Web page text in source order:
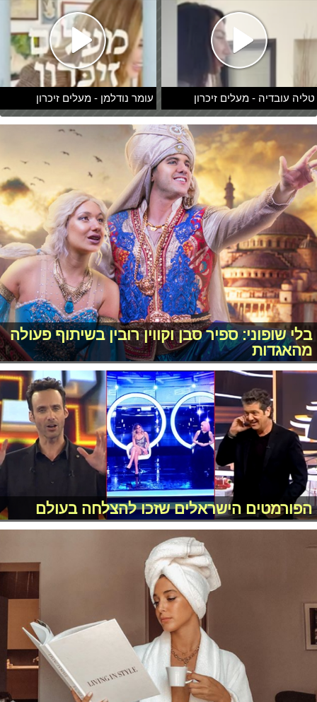
טליה עובדיה - מעלים זיכרון עומר נודלמן - מעלים זיכרון
בלי שופוני: ספיר סבן וקווין רובין בשיתוף פעולה
מהאגדות
הפורמטים הישראלים שזכו להצלחה בעולם